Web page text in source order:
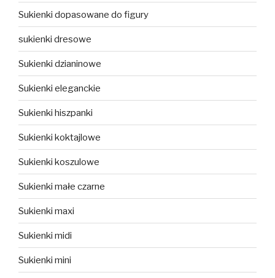
Sukienki dopasowane do figury
sukienki dresowe
Sukienki dzianinowe
Sukienki eleganckie
Sukienki hiszpanki
Sukienki koktajlowe
Sukienki koszulowe
Sukienki małe czarne
Sukienki maxi
Sukienki midi
Sukienki mini